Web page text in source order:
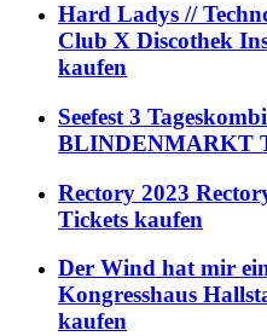
Hard Ladys //
Club X Discothek
kaufen
Seefest 3
BLINDENMARKT
Rectory 2023
Tickets kaufen
Der Wind hat mir
Kongresshaus
kaufen